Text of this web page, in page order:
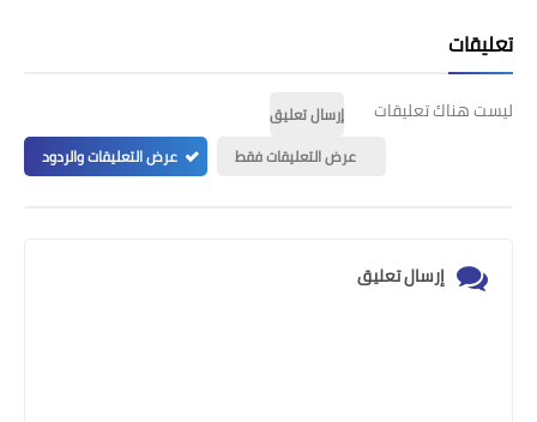
تعليقات
ليست هناك تعليقات
إرسال تعليق
عرض التعليقات فقط
عرض التعليقات والردود
إرسال تعليق